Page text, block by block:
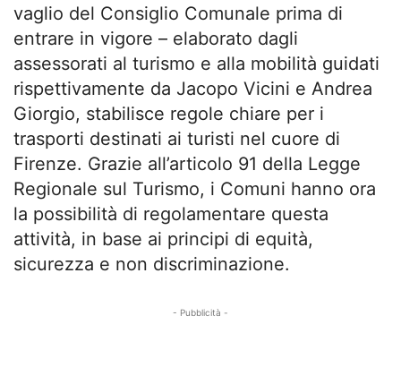
vaglio del Consiglio Comunale prima di
entrare in vigore – elaborato dagli
assessorati al turismo e alla mobilità guidati
rispettivamente da Jacopo Vicini e Andrea
Giorgio, stabilisce regole chiare per i
trasporti destinati ai turisti nel cuore di
Firenze. Grazie all’articolo 91 della Legge
Regionale sul Turismo, i Comuni hanno ora
la possibilità di regolamentare questa
attività, in base ai principi di equità,
sicurezza e non discriminazione.
- Pubblicità -